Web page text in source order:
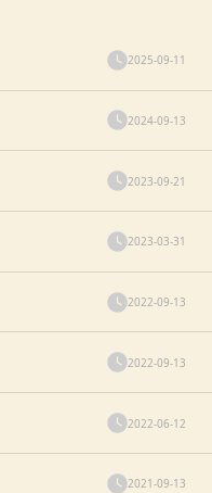
2025-09-11
2024-09-13
2023-09-21
2023-03-31
2022-09-13
2022-09-13
2022-06-12
2021-09-13